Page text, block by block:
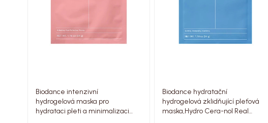
Biodance intenzivní
hydrogelová maska pro
hydrataci pleti a minimalizaci
Biodance hydratační
hydrogelová zklidňující pleťová
maska,Hydro Cera-nol Real